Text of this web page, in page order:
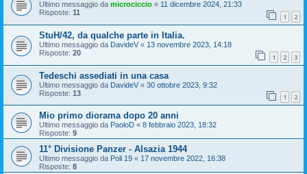
Ultimo messaggio da microciccio « 11 dicembre 2024, 21:33
Risposte: 11 1 2
StuH/42, da qualche parte in Italia.
Ultimo messaggio da DavideV « 13 novembre 2023, 14:18
Risposte: 20 1 2 3
Tedeschi assediati in una casa
Ultimo messaggio da DavideV « 30 ottobre 2023, 9:32
Risposte: 13 1 2
Mio primo diorama dopo 20 anni
Ultimo messaggio da PaoloD « 8 febbraio 2023, 18:32
Risposte: 9
11° Divisione Panzer - Alsazia 1944
Ultimo messaggio da Poli 19 « 17 novembre 2022, 16:38
Risposte: 8